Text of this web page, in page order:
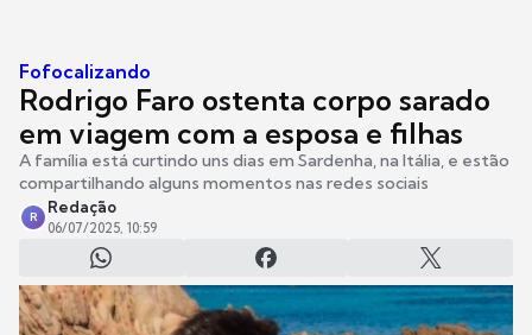
Fofocalizando
Rodrigo Faro ostenta corpo sarado
em viagem com a esposa e filhas
A família está curtindo uns dias em Sardenha, na Itália, e estão
compartilhando alguns momentos nas redes sociais
R
Redação
06/07/2025, 10:59